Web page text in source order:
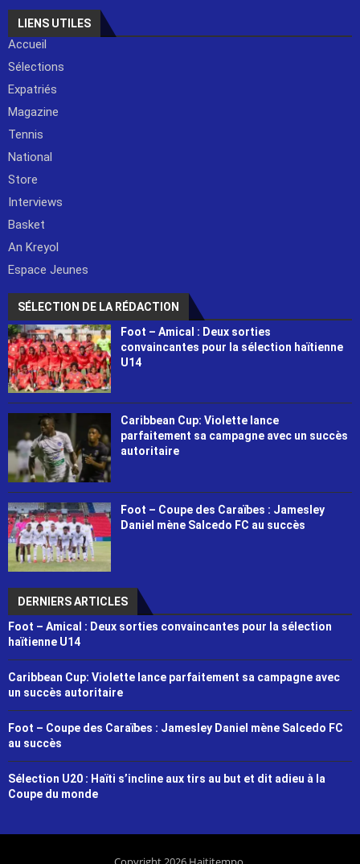
LIENS UTILES
Accueil
Sélections
Expatriés
Magazine
Tennis
National
Store
Interviews
Basket
An Kreyol
Espace Jeunes
SÉLECTION DE LA RÉDACTION
Foot – Amical : Deux sorties
convaincantes pour la sélection haïtienne
U14
Caribbean Cup: Violette lance
parfaitement sa campagne avec un succès
autoritaire
Foot – Coupe des Caraïbes : Jamesley
Daniel mène Salcedo FC au succès
DERNIERS ARTICLES
Foot – Amical : Deux sorties convaincantes pour la sélection
haïtienne U14
Caribbean Cup: Violette lance parfaitement sa campagne avec
un succès autoritaire
Foot – Coupe des Caraïbes : Jamesley Daniel mène Salcedo FC
au succès
Sélection U20 : Haïti s’incline aux tirs au but et dit adieu à la
Coupe du monde